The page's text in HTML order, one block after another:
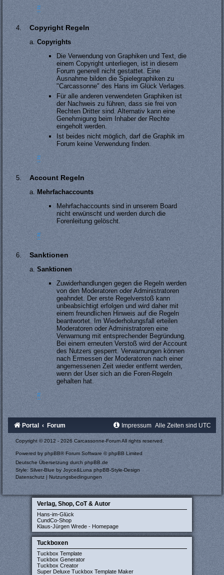
#
Copyright Regeln
Copyrights
Die Verwendung von Graphiken und Text, die
einem Copyright unterliegen, ist in diesem
Forum generell nicht gestattet. Eine
Ausnahme bilden die Spielegraphiken zu
"Carcassonne" des Hans im Glück Verlages.
Für alle anderen verwendeten Graphiken ist
der Nachweis zu führen, dass sie frei von
Rechten Dritter sind. Alternativ kann eine
Genehmigung beim Inhaber der Rechte
eingeholt werden.
Ist beides nicht möglich, darf die Graphik im
Forum keine Verwendung finden.
#
Account Regeln
Mehrfachaccounts
Mehrfachaccounts sind in unserem Board
nicht erwünscht und werden durch die
Forenleitung gelöscht.
#
Sanktionen
Sanktionen
Zuwiderhandlungen gegen die Regeln werden
von den Moderatoren oder Administratoren
geahndet. Der erste Regelverstoß kann
unbeabsichtigt erfolgen und wird daher mit
einem freundlichen Hinweis auf die Regeln
beantwortet. Im Wiederholungsfall erteilen
Moderatoren oder Administratoren eine
Verwarnung mit entsprechender Begründung.
Bei einem erneuten Verstoß wird der Account
des Nutzers gesperrt. Verwarnungen können
nach Ermessen der Moderatoren nach einer
angemessenen Zeit wieder entfernt werden,
wenn der User sich an die Foren-Regeln
gehalten hat.
#
Portal Forum Alle Zeiten sind UTC
Impressum
Copyright © 2012 - 2026 Carcassonne-Forum All rights reserved.
Powered byphpBB® Forum Software © phpBB Limited
Deutsche Übersetzung durchphpBB.de
Style: Silver-Blue by Joyce&Luna phpBB-Style-Design
Datenschutz |Nutzungsbedingungen
Verlag, Shop, CoT & Autor
Hans-im-Glück
CundCo-Shop
Klaus-Jürgen Wrede - Homepage
Tuckboxen
Tuckbox Template
Tuckbox Generator
Tuckbox Creator
Super Deluxe Tuckbox Template Maker